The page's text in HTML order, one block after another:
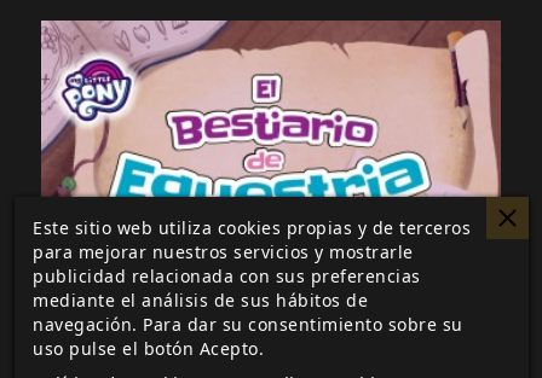
Este sitio web utiliza cookies propias y de terceros
para mejorar nuestros servicios y mostrarle
publicidad relacionada con sus preferencias
mediante el análisis de sus hábitos de
navegación. Para dar su consentimiento sobre su
uso pulse el botón Acepto.